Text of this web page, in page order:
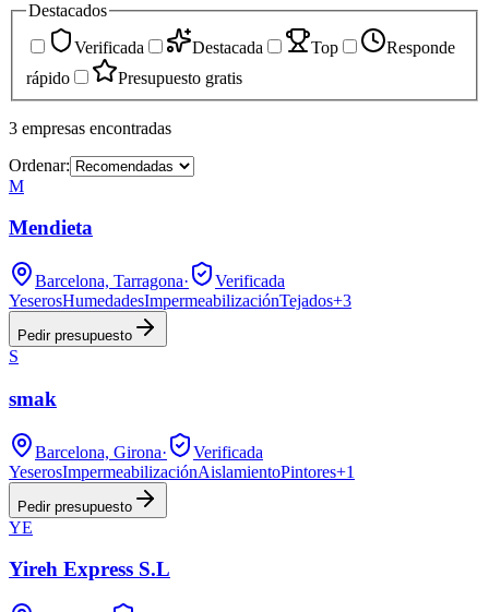
Destacados
Verificada
Destacada Top
Responde
rápido
Presupuesto gratis
3 empresas encontradas
Ordenar:
M
Mendieta
Barcelona, Tarragona·
Verificada
YeserosHumedadesImpermeabilizaciónTejados+3
Pedir presupuesto
S
smak
Barcelona, Girona·
Verificada
YeserosImpermeabilizaciónAislamientoPintores+1
Pedir presupuesto
YE
Yireh Express S.L